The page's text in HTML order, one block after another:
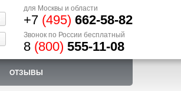
для Москвы и области
+7 (495) 662-58-82
Звонок по России бесплатный
8 (800) 555-11-08
ОТЗЫВЫ